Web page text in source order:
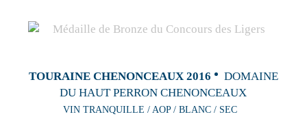
TOURAINE CHENONCEAUX 2016
DOMAINE
DU HAUT PERRON CHENONCEAUX
VIN TRANQUILLE / AOP / BLANC / SEC